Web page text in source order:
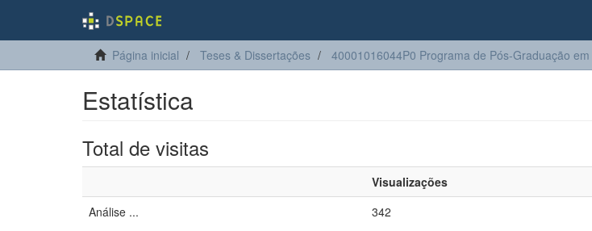
Página inicial Teses & Dissertações 40001016044P0 Programa de Pós-Graduação
Estatística
Total de visitas
Visualizações
Análise ...
342